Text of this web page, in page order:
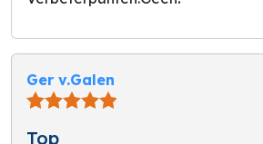
Ger v.Galen
Top